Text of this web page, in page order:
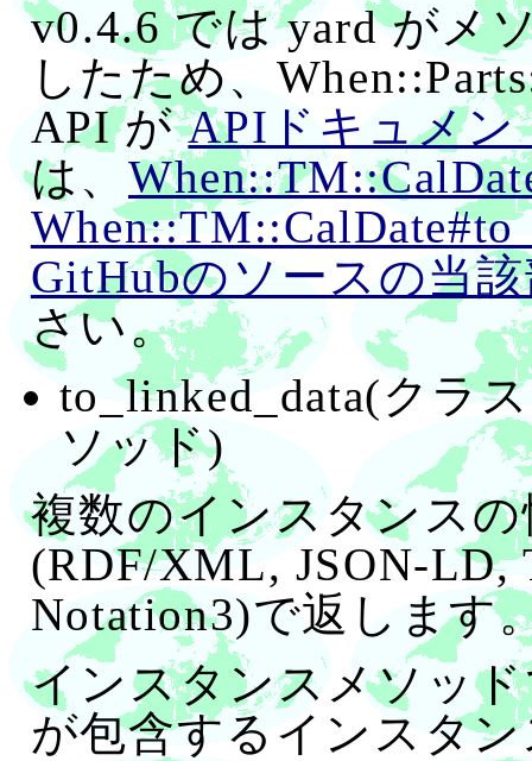
v0.4.6 では yard がメ
したため、
API がAPIドキュメン
は、
GitHubのソースの当
さい。
to_linked_data(クラ
ソッド)
複数のインスタンス
(RDF/XML, JSON-LD,
Notation3)で返します
インスタンスメソッ
が包含するインスタ